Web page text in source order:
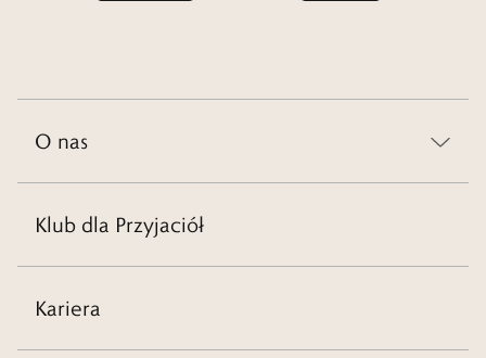
O nas
Klub dla Przyjaciół
Kariera